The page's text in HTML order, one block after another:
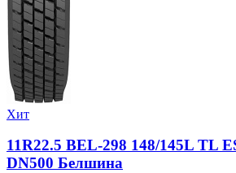
Хит
11R22.5 BEL-298 148/145L TL
DN500 Белшина